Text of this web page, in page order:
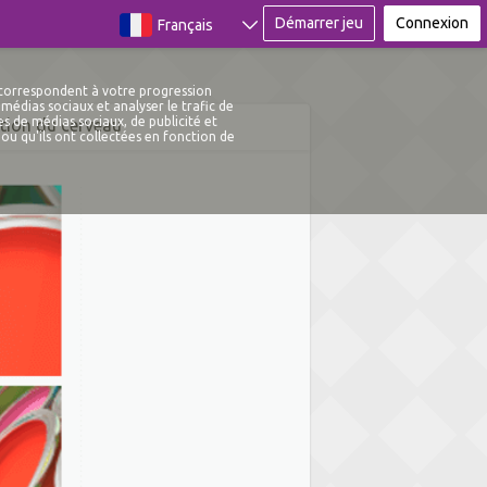
Français Démarrer jeu Connexion
du cerveau
à votre progression
sociaux et analyser le trafic de
de médias sociaux, de publicité et
qu'ils ont collectées en fonction de